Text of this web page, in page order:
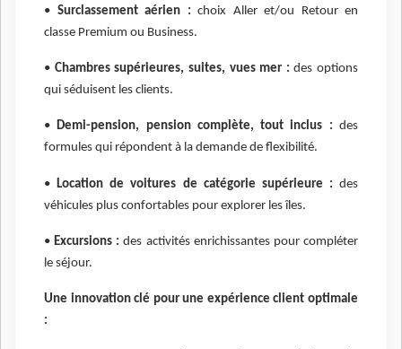
• Surclassement aérien : choix Aller et/ou Retour en
classe Premium ou Business.
• Chambres supérieures, suites, vues mer :des options
qui séduisent les clients.
•Demi-pension, pension complète, tout inclus :des
formules qui répondent à la demande de flexibilité.
• Location de voitures de catégorie supérieure : des
véhicules plus confortables pour explorer les îles.
•Excursions :des activités enrichissantes pour compléter
le séjour.
Une innovation clé pour une expérience client optimale
: